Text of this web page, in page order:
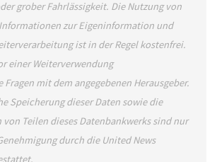
grober Fahrlässigkeit. Die Nutzung von
zur Eigeninformation und
ist in der Regel kostenfrei.
einer Weiterverwendung
mit dem angegebenen Herausgeber.
Speicherung dieser Daten sowie die
von Teilen dieses Datenbankwerks sind nur
durch die United News